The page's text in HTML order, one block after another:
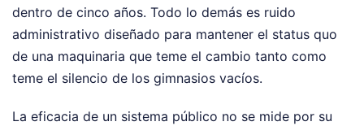
dentro de cinco años. Todo lo demás es ruido
administrativo diseñado para mantener el status quo
de una maquinaria que teme el cambio tanto como
teme el silencio de los gimnasios vacíos.
La eficacia de un sistema público no se mide por su